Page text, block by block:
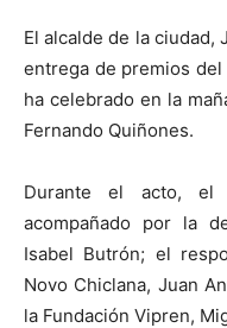
El alcalde de la ciudad,
entrega de premios del
ha celebrado en la
Fernando Quiñones.
Durante el acto, el
acompañado por la
Isabel Butrón; el
Novo Chiclana, Juan
la Fundación Vipren,